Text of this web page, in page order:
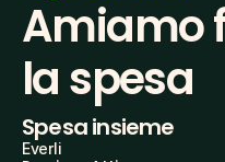
Amiamo
la spesa
Spesa insieme
Everli